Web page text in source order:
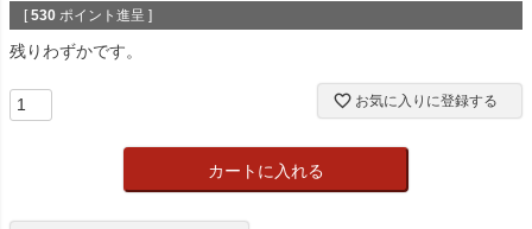
[ 530 ポイント進呈 ]
残りわずかです。
お気に入りに登録する
カートに入れる